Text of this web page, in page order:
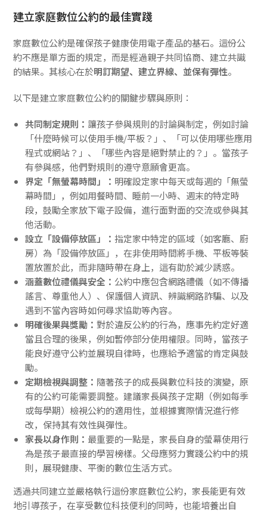
建立家庭數位公約的最佳實踐
家庭數位公約是確保孩子健康使用電子產品的基石。這份公
約不應是單方面的規定，而是經過親子共同協商、建立共識
的結果。其核心在於明訂期望、建立界線、並保有彈性。
以下是建立家庭數位公約的關鍵步驟與原則：
共同制定規則： 讓孩子參與規則的討論與制定，例如討論
「什麼時候可以使用手機/平板？」、「可以使用哪些應用
程式或網站？」、「哪些內容是絕對禁止的？」。當孩子
有參與感，他們對規則的遵守意願會更高。
界定「無螢幕時間」： 明確設定家中每天或每週的「無螢
幕時間」，例如用餐時間、睡前一小時、週末的特定時
段，鼓勵全家放下電子設備，進行面對面的交流或參與其
他活動。
設立「設備停放區」：指定家中特定的區域（如客廳、廚
房）為「設備停放區」，在非使用時間將手機、平板等裝
置放置於此，而非隨時帶在身上，這有助於減少誘惑。
涵蓋數位禮儀與安全： 公約中應包含網路禮儀（如不傳播
謠言、尊重他人）、保護個人資訊、辨識網路詐騙、以及
遇到不當內容時如何尋求協助等內容。
明確後果與獎勵：對於違反公約的行為，應事先約定好適
當且合理的後果，例如暫停部分使用權限。同時，當孩子
能良好遵守公約並展現自律時，也應給予適當的肯定與鼓
勵。
定期檢視與調整： 隨著孩子的成長與數位科技的演變，原
有的公約可能需要調整。建議家長與孩子定期（例如每季
或每學期）檢視公約的適用性，並根據實際情況進行修
改，保持其有效性與彈性。
家長以身作則： 最重要的一點是，家長自身的螢幕使用行
為是孩子最直接的學習榜樣。父母應努力實踐公約中的規
則，展現健康、平衡的數位生活方式。
透過共同建立並嚴格執行這份家庭數位公約，家長能更有效
地引導孩子，在享受數位科技便利的同時，也能培養出自